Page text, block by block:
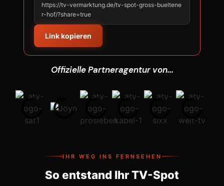
https://tv-vermarktung.de/tv-spot-gross-bueltene
r-hof/?share=true
Link kopieren
Offizielle Partneragentur von...
IHR WEG INS FERNSEHEN
So entstand Ihr TV-Spot